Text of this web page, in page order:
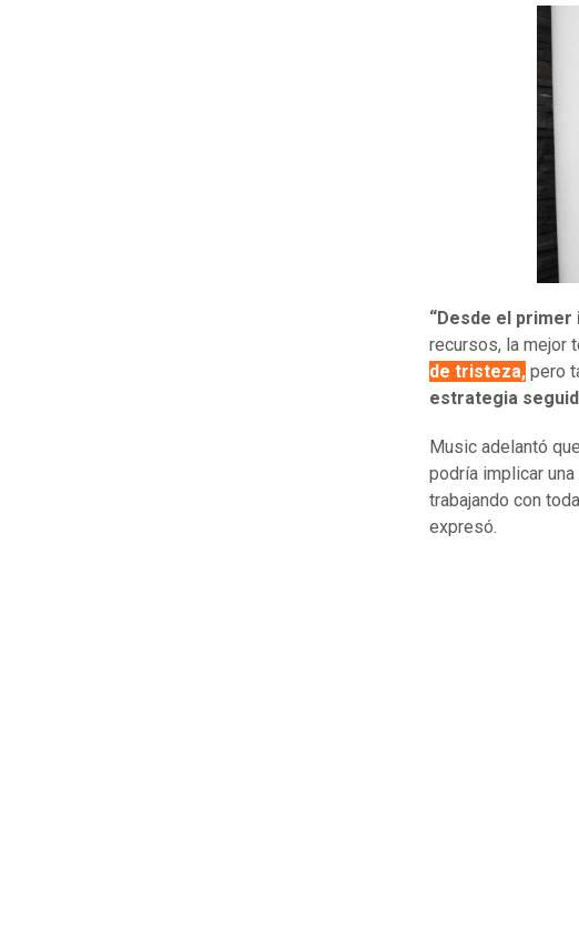
“Desde el
recursos, la mejor
de tristeza, pero
estrategia
Music adelantó
podría implicar
trabajando con
expresó.